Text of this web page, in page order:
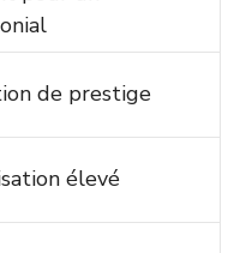
de prestige
élevé